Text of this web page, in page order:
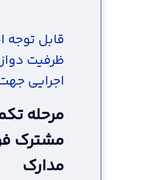
قابل توجه
ظرفیت
اجرایی
مرحله
مشترک
مدارک